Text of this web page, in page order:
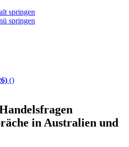
springen
springen
()
in Australien und